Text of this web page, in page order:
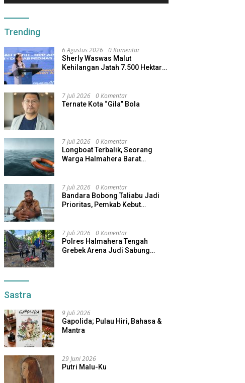
Trending
6 Agustus 2026 0 Komentar
Sherly Waswas Malut
Kehilangan Jatah 7.500 Hektare
7 Juli 2026 0 Komentar
Ternate Kota “Gila” Bola
7 Juli 2026 0 Komentar
Longboat Terbalik, Seorang
Warga Halmahera Barat
7 Juli 2026 0 Komentar
Bandara Bobong Taliabu Jadi
Prioritas, Pemkab Kebut
7 Juli 2026 0 Komentar
Polres Halmahera Tengah
Grebek Arena Judi Sabung
Sastra
9 Juli 2026
Gapolida; Pulau Hiri, Bahasa &
Mantra
29 Juni 2026
Putri Malu-Ku